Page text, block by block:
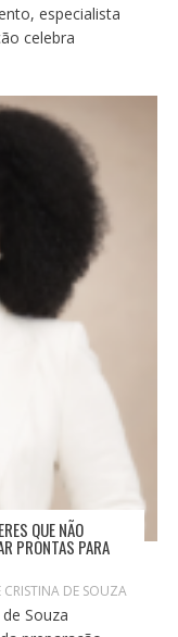
especialista
celebra
QUE NÃO
PRONTAS PARA
CRISTINA DE SOUZA
Souza